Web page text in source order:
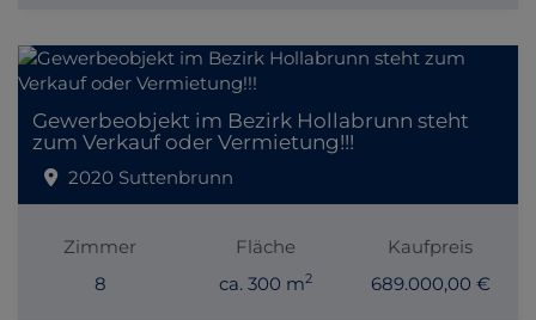
Gewerbeobjekt im Bezirk Hollabrunn steht
zum Verkauf oder Vermietung!!!
2020 Suttenbrunn
Zimmer
8
Fläche
ca. 300 m2
Kaufpreis
689.000,00 €